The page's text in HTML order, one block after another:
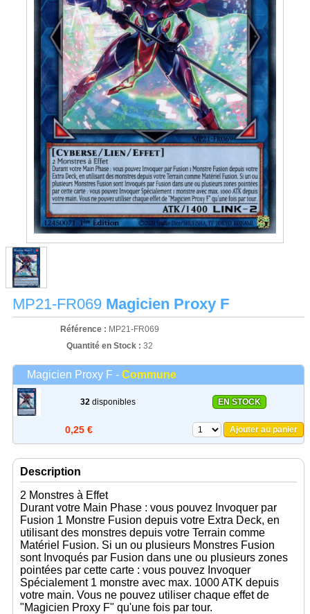
MP21-FR069 Magicien Proxy F
Référence : MP21-FR069
Quantité en Stock : 32
Magicien Proxy F - Commune
32 disponibles EN STOCK
0,25 € Ajouter au panier
Description
2 Monstres à Effet
Durant votre Main Phase : vous pouvez Invoquer par
Fusion 1 Monstre Fusion depuis votre Extra Deck, en
utilisant des monstres depuis votre Terrain comme
Matériel Fusion. Si un ou plusieurs Monstres Fusion
sont Invoqués par Fusion dans une ou plusieurs zones
pointées par cette carte : vous pouvez Invoquer
Spécialement 1 monstre avec max. 1000 ATK depuis
votre main. Vous ne pouvez utiliser chaque effet de
"Magicien Proxy F" qu'une fois par tour.